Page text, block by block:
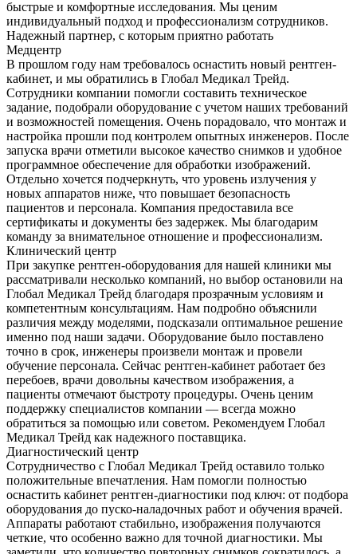
быстрые и комфортные исследования. Мы ценим
индивидуальный подход и профессионализм сотрудников.
Надежный партнер, с которым приятно работать
Медцентр
В прошлом году нам требовалось оснастить новый рентген-
кабинет, и мы обратились в Глобал Медикал Трейд.
Сотрудники компании помогли составить техническое
задание, подобрали оборудование с учетом наших требований
и возможностей помещения. Очень порадовало, что монтаж и
настройка прошли под контролем опытных инженеров. После
запуска врачи отметили высокое качество снимков и удобное
программное обеспечение для обработки изображений.
Отдельно хочется подчеркнуть, что уровень излучения у
новых аппаратов ниже, что повышает безопасность
пациентов и персонала. Компания предоставила все
сертификаты и документы без задержек. Мы благодарим
команду за внимательное отношение и профессионализм.
Клинический центр
При закупке рентген-оборудования для нашей клиники мы
рассматривали несколько компаний, но выбор остановили на
Глобал Медикал Трейд благодаря прозрачным условиям и
компетентным консультациям. Нам подробно объяснили
различия между моделями, подсказали оптимальное решение
именно под наши задачи. Оборудование было поставлено
точно в срок, инженеры произвели монтаж и провели
обучение персонала. Сейчас рентген-кабинет работает без
перебоев, врачи довольны качеством изображения, а
пациенты отмечают быстроту процедуры. Очень ценим
поддержку специалистов компании — всегда можно
обратиться за помощью или советом. Рекомендуем Глобал
Медикал Трейд как надежного поставщика.
Диагностический центр
Сотрудничество с Глобал Медикал Трейд оставило только
положительные впечатления. Нам помогли полностью
оснастить кабинет рентген-диагностики под ключ: от подбора
оборудования до пуско-наладочных работ и обучения врачей.
Аппараты работают стабильно, изображения получаются
четкие, что особенно важно для точной диагностики. Мы